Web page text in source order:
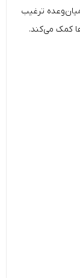
ترغیب
کمک می‌کند.